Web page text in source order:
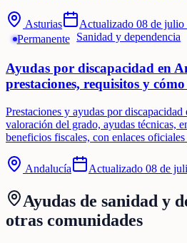
Asturias Actualizado 08 de julio
Permanente
Sanidad y dependencia
Ayudas por discapacidad en
prestaciones, requisitos y
Prestaciones y ayudas por
valoración del grado, ayudas técnicas,
beneficios fiscales, con enlaces
Andalucía Actualizado 08 de
Ayudas de sanidad y
otras comunidades